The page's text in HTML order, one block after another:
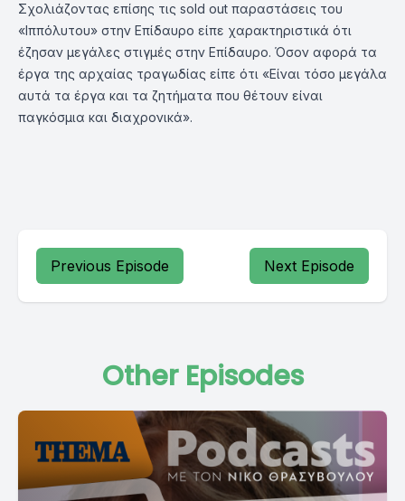
Σχολιάζοντας επίσης τις sold out παραστάσεις του
«Ιππόλυτου» στην Επίδαυρο είπε χαρακτηριστικά ότι
έζησαν μεγάλες στιγμές στην Επίδαυρο. Όσον αφορά τα
έργα της αρχαίας τραγωδίας είπε ότι «Είναι τόσο μεγάλα
αυτά τα έργα και τα ζητήματα που θέτουν είναι
παγκόσμια και διαχρονικά».
Previous Episode Next Episode
Other Episodes